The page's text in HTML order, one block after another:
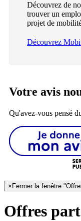
Découvrez de
trouver un
projet de
Découvrez
Votre avis
Qu'avez-vous pensé
× Fermer la fenêtre
Offres